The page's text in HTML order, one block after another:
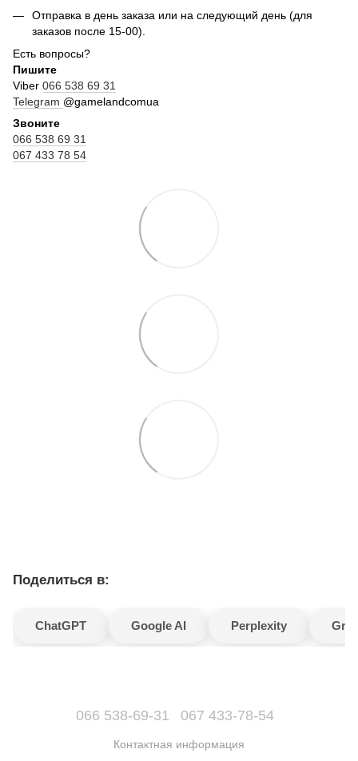
Отправка в день заказа или на следующий день (для
заказов после 15-00).
Есть вопросы?
Пишите
Viber 066 538 69 31
Telegram @gamelandcomua
Звоните
066 538 69 31
067 433 78 54
Поделиться в:
ChatGPT Google AI Perplexity
066 538-69-31 067 433-78-54
Контактная информация